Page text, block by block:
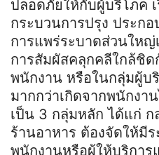
ปลอดภัยให้กับผู้บริโภค
กระบวนการปรุง ประก
การแพร่ระบาดส่วนใหญ่
การสัมผัสคลุกคลีใกล้ชิ
พนักงาน หรือในกลุ่มผู้บ
มากกว่าเกิดจากพนักงา
เป็น 3 กลุ่มหลัก ได้แก่ ก
ร้านอาหาร ต้องจัดให้มี
พนักงานหรือผู้ให้บริการ